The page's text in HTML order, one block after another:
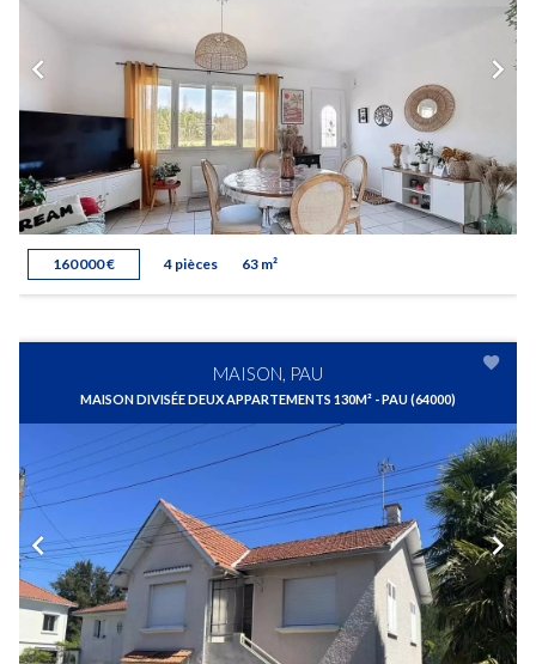
160 000 € 4 pièces 63 m²
MAISON, PAU
MAISON DIVISÉE DEUX APPARTEMENTS 130M² - PAU (64000)